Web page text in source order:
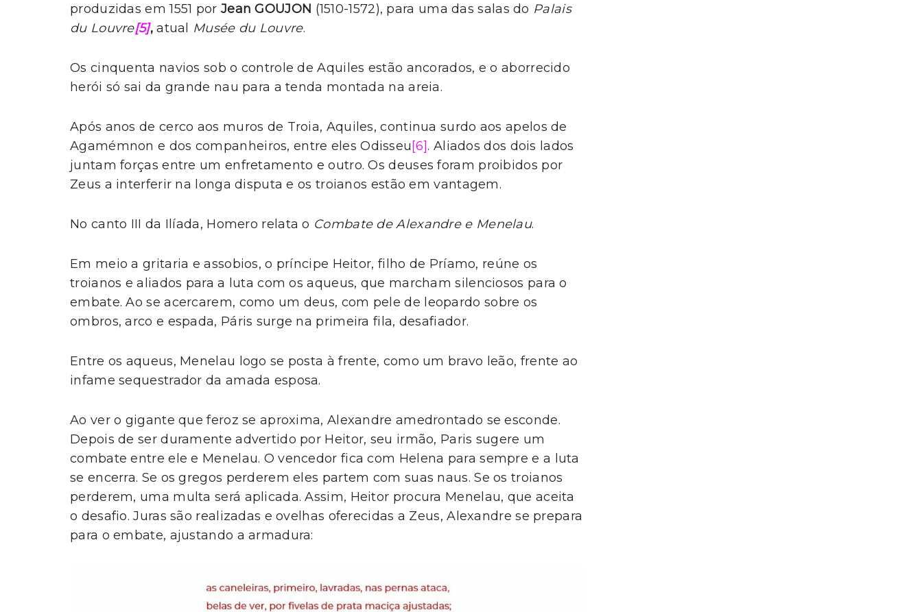
produzidas em 1551 por Jean GOUJON (1510-1572), para uma das salas do Palais
du Louvre[5],atual Musée du Louvre.
Os cinquenta navios sob o controle de Aquiles estão ancorados, e o aborrecido
herói só sai da grande nau para a tenda montada na areia.
Após anos de cerco aos muros de Troia, Aquiles, continua surdo aos apelos de
Agamémnon e dos companheiros, entre eles Odisseu[6]. Aliados dos dois lados
juntam forças entre um enfretamento e outro. Os deuses foram proibidos por
Zeus a interferir na longa disputa e os troianos estão em vantagem.
No canto III da Ilíada, Homero relata o Combate de Alexandre e Menelau.
Em meio a gritaria e assobios, o príncipe Heitor, filho de Príamo, reúne os
troianos e aliados para a luta com os aqueus, que marcham silenciosos para o
embate. Ao se acercarem, como um deus, com pele de leopardo sobre os
ombros, arco e espada, Páris surge na primeira fila, desafiador.
Entre os aqueus, Menelau logo se posta à frente, como um bravo leão, frente ao
infame sequestrador da amada esposa.
Ao ver o gigante que feroz se aproxima, Alexandre amedrontado se esconde.
Depois de ser duramente advertido por Heitor, seu irmão, Paris sugere um
combate entre ele e Menelau. O vencedor fica com Helena para sempre e a luta
se encerra. Se os gregos perderem eles partem com suas naus. Se os troianos
perderem, uma multa será aplicada. Assim, Heitor procura Menelau, que aceita
o desafio. Juras são realizadas e ovelhas oferecidas a Zeus, Alexandre se prepara
para o embate, ajustando a armadura: